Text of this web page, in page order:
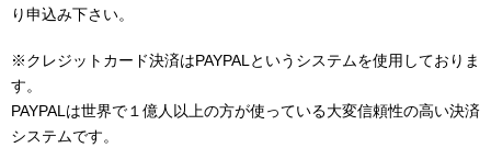
り申込み下さい。
※クレジットカード決済はPAYPALというシステムを使用しておりま
す。
PAYPALは世界で１億人以上の方が使っている大変信頼性の高い決済
システムです。